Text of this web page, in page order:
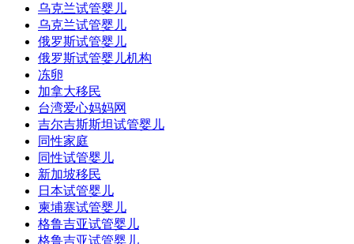
乌克兰试管婴儿
乌克兰试管婴儿
俄罗斯试管婴儿
俄罗斯试管婴儿机构
冻卵
加拿大移民
台湾爱心妈妈网
吉尔吉斯斯坦试管婴儿
同性家庭
同性试管婴儿
新加坡移民
日本试管婴儿
柬埔寨试管婴儿
格鲁吉亚试管婴儿
格鲁吉亚试管婴儿